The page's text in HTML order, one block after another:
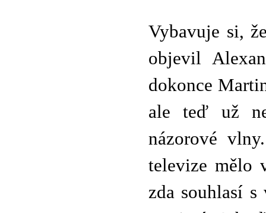
Vybavuje si,
objevil
dokonce
ale teď už
názorové
televize mělo
zda souhlasí